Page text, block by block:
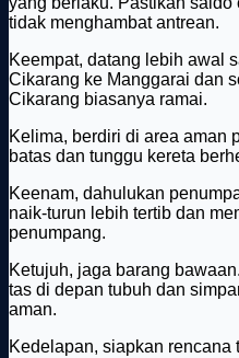
tidak menghambat antrean.
Keempat, datang lebih awal
Cikarang ke Manggarai dan
Cikarang biasanya ramai.
Kelima, berdiri di area aman
batas dan tunggu kereta
Keenam, dahulukan
naik-turun lebih tertib dan
penumpang.
Ketujuh, jaga barang
tas di depan tubuh dan
aman.
Kedelapan, siapkan rencana